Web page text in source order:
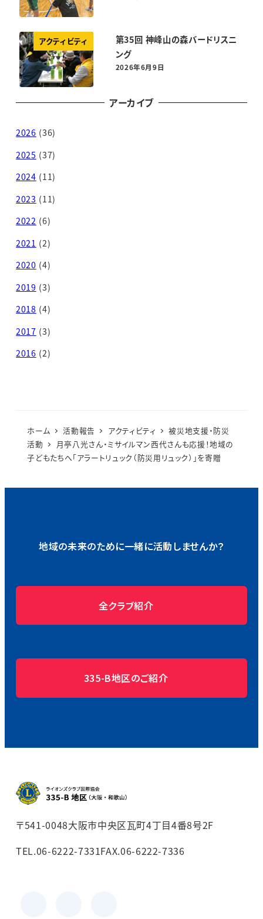
アクティビティ
第35回 神峰山の森バードリスニ
ング
投稿日
2026年6月9日
アーカイブ
2026 (36)
2025 (37)
2024 (11)
2023 (11)
2022 (6)
2021 (2)
2020 (4)
2019 (3)
2018 (4)
2017 (3)
2016 (2)
ホーム 活動報告 アクティビティ
被災地支援・防災
活動
月亭八光さん・ミサイルマン西代さんも応援！地域の
子どもたちへ「アラートリュック（防災用リュック）」を寄贈
地域の未来のために一緒に活動しませんか？
全クラブ紹介
335-B地区のご紹介
〒541-0048大阪市中央区瓦町4丁目4番8号2F
TEL.06-6222-7331FAX.06-6222-7336